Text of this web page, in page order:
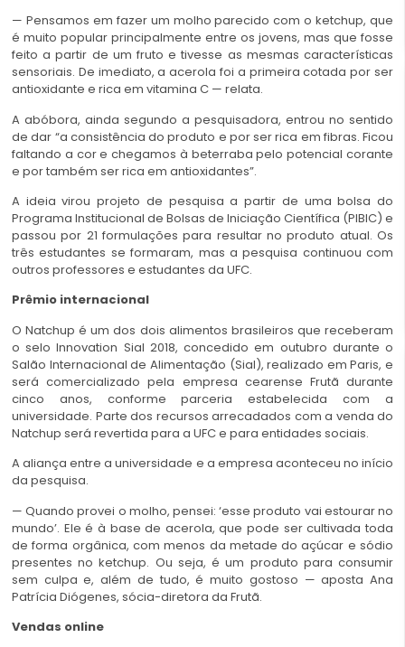
— Pensamos em fazer um molho parecido com o ketchup, que
é muito popular principalmente entre os jovens, mas que fosse
feito a partir de um fruto e tivesse as mesmas características
sensoriais. De imediato, a acerola foi a primeira cotada por ser
antioxidante e rica em vitamina C — relata.
A abóbora, ainda segundo a pesquisadora, entrou no sentido
de dar “a consistência do produto e por ser rica em fibras. Ficou
faltando a cor e chegamos à beterraba pelo potencial corante
e por também ser rica em antioxidantes”.
A ideia virou projeto de pesquisa a partir de uma bolsa do
Programa Institucional de Bolsas de Iniciação Científica (PIBIC) e
passou por 21 formulações para resultar no produto atual. Os
três estudantes se formaram, mas a pesquisa continuou com
outros professores e estudantes da UFC.
Prêmio internacional
O Natchup é um dos dois alimentos brasileiros que receberam
o selo Innovation Sial 2018, concedido em outubro durante o
Salão Internacional de Alimentação (Sial), realizado em Paris, e
será comercializado pela empresa cearense Frutã durante
cinco anos, conforme parceria estabelecida com a
universidade. Parte dos recursos arrecadados com a venda do
Natchup será revertida para a UFC e para entidades sociais.
A aliança entre a universidade e a empresa aconteceu no início
da pesquisa.
— Quando provei o molho, pensei: ‘esse produto vai estourar no
mundo’. Ele é à base de acerola, que pode ser cultivada toda
de forma orgânica, com menos da metade do açúcar e sódio
presentes no ketchup. Ou seja, é um produto para consumir
sem culpa e, além de tudo, é muito gostoso — aposta Ana
Patrícia Diógenes, sócia-diretora da Frutã.
Vendas online